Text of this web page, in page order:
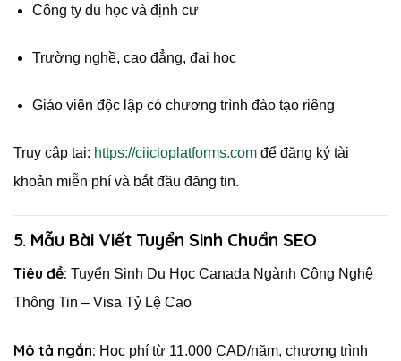
Công ty du học và định cư
Trường nghề, cao đẳng, đại học
Giáo viên độc lập có chương trình đào tạo riêng
Truy cập tại: https://ciicloplatforms.com để đăng ký tài
khoản miễn phí và bắt đầu đăng tin.
5. Mẫu Bài Viết Tuyển Sinh Chuẩn SEO
Tiêu đề: Tuyển Sinh Du Học Canada Ngành Công Nghệ
Thông Tin – Visa Tỷ Lệ Cao
Mô tả ngắn: Học phí từ 11.000 CAD/năm, chương trình